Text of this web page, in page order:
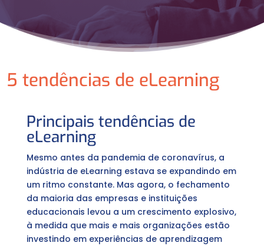
5 tendências de eLearning
Principais tendências de
eLearning
Mesmo antes da pandemia de coronavírus, a
indústria de eLearning estava se expandindo em
um ritmo constante. Mas agora, o fechamento
da maioria das empresas e instituições
educacionais levou a um crescimento explosivo,
à medida que mais e mais organizações estão
investindo em experiências de aprendizagem